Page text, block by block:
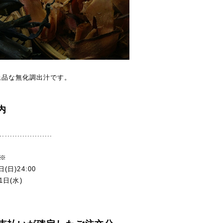
な無化調出汁です。
(日)24:00
日(水)